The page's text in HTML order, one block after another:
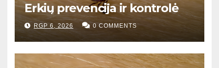
Erkių prevencija ir kontrolė
RGP 6, 2026 0 COMMENTS